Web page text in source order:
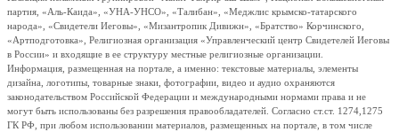
партия, «Аль-Каида», «УНА-УНСО», «Талибан», «Меджлис крымско-татарского
народа», «Свидетели Иеговы», «Мизантропик Дивижн», «Братство» Корчинского,
«Артподготовка», Религиозная организация «Управленческий центр Свидетелей Иеговы
в России» и входящие в ее структуру местные религиозные организации.
Информация, размещенная на портале, а именно: текстовые материалы, элементы
дизайна, логотипы, товарные знаки, фотографии, видео и аудио охраняются
законодательством Российской Федерации и международными нормами права и не
могут быть использованы без разрешения правообладателей. Согласно ст.ст. 1274,1275
ГК РФ, при любом использовании материалов, размещенных на портале, в том числе